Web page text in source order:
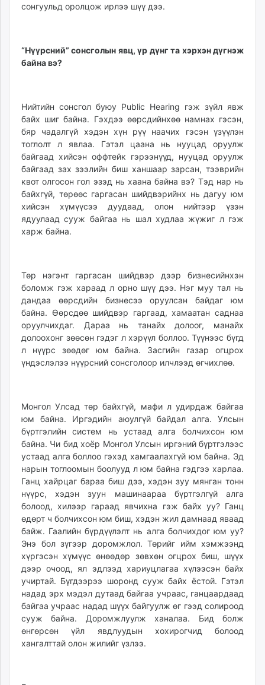
сонгуульд оролцож ирлээ шүү дээ.
“Нүүрсний” сонсголын явц, үр дүнг та хэрхэн дүгнэж
байна вэ?
Нийтийн сонсгол буюу Public Hearing гэж зүйл явж
байх шиг байна. Гэхдээ өөрсдийнхөө намнах гэсэн,
бяр чадалгүй хэдэн хүн рүү наачих гэсэн үзүүлэн
тоглолт л явлаа. Гэтэл цаана нь нууцад оруулж
байгаад хийсэн оффтейк гэрээнүүд, нууцад оруулж
байгаад зах зээлийн биш ханшаар зарсан, тээврийн
квот олгосон гол эзэд нь хаана байна вэ? Тэд нар нь
байхгүй, төрөөс гаргасан шийдвэрийнх нь дагуу юм
хийсэн хүмүүсээ дуудаад, олон нийтээр үзэн
ядуулаад сууж байгаа нь шал худлаа жүжиг л гэж
харж байна.
Төр нэгэнт гаргасан шийдвэр дээр бизнесийнхэн
боломж гэж хараад л орно шүү дээ. Нэг муу тал нь
дандаа өөрсдийн бизнесээ оруулсан байдаг юм
байна. Өөрсдөө шийдвэр гаргаад, хамаатан саднаа
оруулчихдаг. Дараа нь танайх долоог, манайх
долоохонг зөөсөн гэдэг л хэрүүл боллоо. Түүнээс бүгд
л нүүрс зөөдөг юм байна. Засгийн газар огцрох
үндэслэлээ нүүрсний сонсголоор илчлээд өгчихлөө.
Монгол Улсад төр байхгүй, мафи л удирдаж байгаа
юм байна. Иргэдийн аюулгүй байдал алга. Улсын
бүртгэлийн систем нь устаад алга болчихсон юм
байна. Чи бид хоёр Монгол Улсын иргэний бүртгэлээс
устаад алга боллоо гэхэд хамгаалахгүй юм байна. Эд
нарын тоглоомын боолууд л юм байна гэдгээ харлаа.
Ганц хайрцаг бараа биш дээ, хэдэн зуу мянган тонн
нүүрс, хэдэн зуун машинаараа бүртгэлгүй алга
болоод, хилээр гараад явчихна гэж байх уу? Ганц
өдөрт ч болчихсон юм биш, хэдэн жил дамнаад яваад
байж. Гаалийн бүрдүүлэлт нь алга болчихдог юм уу?
Энэ бол зүгээр доромжлол. Төрийг ийм хэмжээнд
хүргэсэн хүмүүс өнөөдөр зөвхөн огцрох биш, шүүх
дээр очоод, ял эдлээд хариуцлагаа хүлээсэн байх
учиртай. Бүгдээрээ шоронд сууж байх ёстой. Гэтэл
надад эрх мэдэл дутаад байгаа учраас, ганцаардаад
байгаа учраас надад шүүх байгуулж өг гээд солироод
сууж байна. Доромжлуулж ханалаа. Бид болж
өнгөрсөн үйл явдлуудын хохирогчид болоод
хангалттай олон жилийг үзлээ.